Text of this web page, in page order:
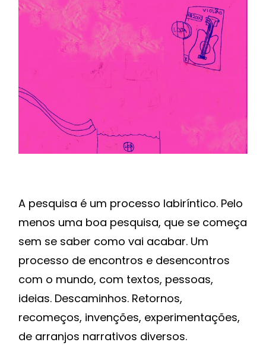
A pesquisa é um processo labiríntico. Pelo
menos uma boa pesquisa, que se começa
sem se saber como vai acabar. Um
processo de encontros e desencontros
com o mundo, com textos, pessoas,
ideias. Descaminhos. Retornos,
recomeços, invenções, experimentações,
de arranjos narrativos diversos.